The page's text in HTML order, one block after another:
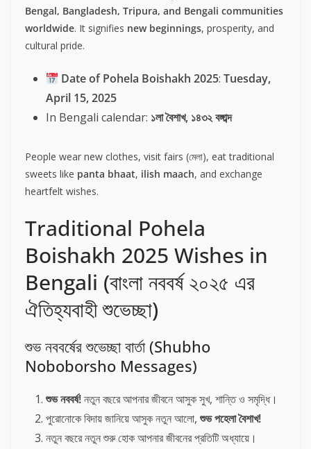
Bengal, Bangladesh, Tripura, and Bengali communities
worldwide. It signifies new beginnings, prosperity, and
cultural pride.
Date of Pohela Boishakh 2025:Tuesday,
April 15, 2025
In Bengali calendar: ১লা বৈশাখ, ১৪৩২ বঙ্গাব্দ
People wear new clothes, visit fairs (মেলা), eat traditional
sweets like panta bhaat, ilish maach, and exchange
heartfelt wishes.
Traditional Pohela
Boishakh 2025 Wishes in
Bengali (বাংলা নববর্ষ ২০২৫ এর
ঐতিহ্যবাহী শুভেচ্ছা)
শুভ নববর্ষের শুভেচ্ছা বার্তা (Shubho
Noboborsho Messages)
শুভ নববর্ষ!নতুন বছরে আপনার জীবনে আসুক সুখ, শান্তি ও সমৃদ্ধি।
পুরোনোকে বিদায় জানিয়ে আসুক নতুন আলো,শুভ পহেলা বৈশাখ!
নতুন বছরে নতুন শুরু হোক আপনার জীবনের প্রতিটি অধ্যায়ে।